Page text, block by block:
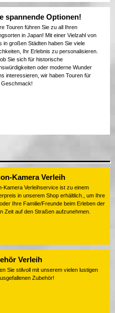
spannende Optionen!
Touren führen Sie zu all Ihren
in Japan! Mit einer Vielzahl von
in großen Städten haben Sie viele
Ihr Erlebnis zu personalisieren.
ob Sie sich für historische
oder moderne Wunder
interessieren, wir haben Touren für
Geschmack!
Kamera Verleih
Kamera Verleihservice ist zu einem
in unserem Shop erhältlich., um Ihre
Ihre Familie/Freunde beim Erleben der
Zeit auf den Straßen aufzunehmen.
Verleih
Sie stilvoll mit unserem vielen lustigen
Zubehör!